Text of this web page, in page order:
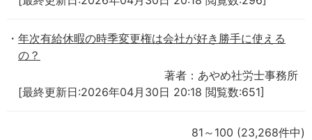
年次有給休暇の時季変更権は会社が好き勝手に使える
の？
著者：あやめ社労士事務所
[最終更新日:2026年04月30日 20:18 閲覧数:651]
81～100 (23,268件中)